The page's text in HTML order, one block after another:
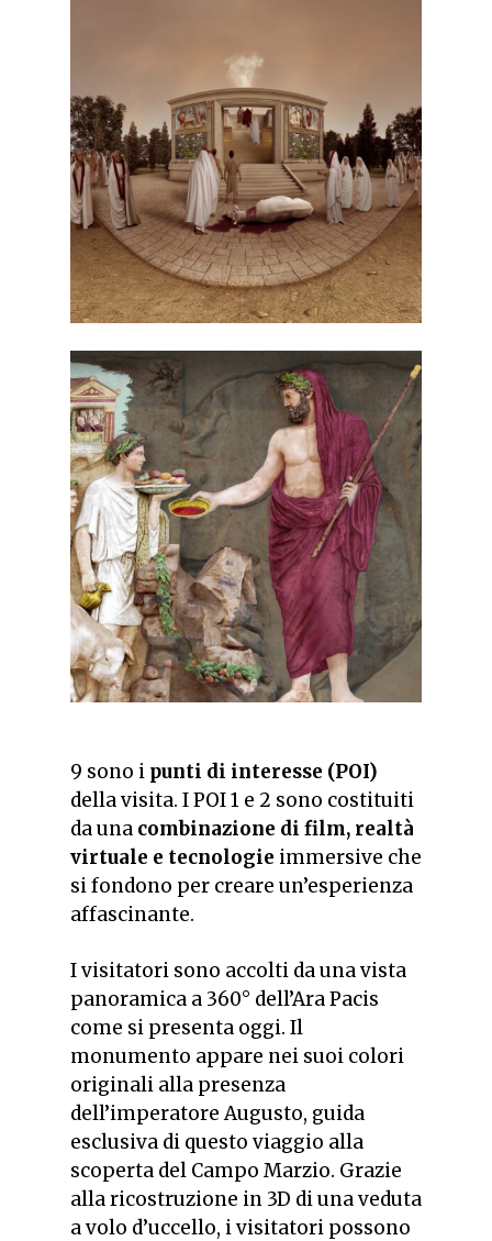
9 sono i punti di interesse (POI)
della visita. I POI 1 e 2 sono costituiti
da una combinazione di film, realtà
virtuale e tecnologie immersive che
si fondono per creare un’esperienza
affascinante.
I visitatori sono accolti da una vista
panoramica a 360° dell’Ara Pacis
come si presenta oggi. Il
monumento appare nei suoi colori
originali alla presenza
dell’imperatore Augusto, guida
esclusiva di questo viaggio alla
scoperta del Campo Marzio. Grazie
alla ricostruzione in 3D di una veduta
a volo d’uccello, i visitatori possono